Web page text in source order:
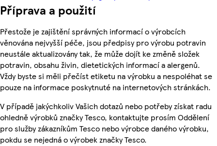
Příprava a použití
Přestože je zajištění správných informací o výrobcích
věnována nejvyšší péče, jsou předpisy pro výrobu potravin
neustále aktualizovány tak, že může dojít ke změně složek
potravin, obsahu živin, dietetických informací a alergenů.
Vždy byste si měli přečíst etiketu na výrobku a nespoléhat se
pouze na informace poskytnuté na internetových stránkách.
V případě jakýchkoliv Vašich dotazů nebo potřeby získat radu
ohledně výrobků značky Tesco, kontaktujte prosím Oddělení
pro služby zákazníkům Tesco nebo výrobce daného výrobku,
pokdu se nejedná o výrobek značky Tesco.